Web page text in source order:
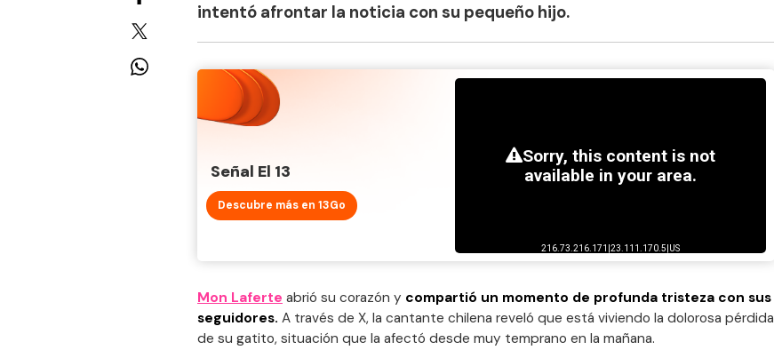
intentó afrontar la noticia con su pequeño hijo.
Señal El 13
Descubre más en 13Go
Mon Laferte abrió su corazón y compartió un momento de profunda tristeza con sus
seguidores. A través de X, la cantante chilena reveló que está viviendo la dolorosa pérdida
de su gatito, situación que la afectó desde muy temprano en la mañana.